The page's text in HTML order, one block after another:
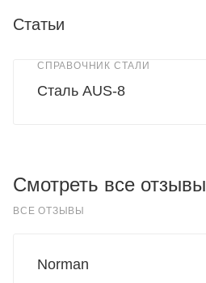
Статьи
СПРАВОЧНИК СТАЛИ
Сталь AUS-8
Смотреть все отзывы
ВСЕ ОТЗЫВЫ
Norman